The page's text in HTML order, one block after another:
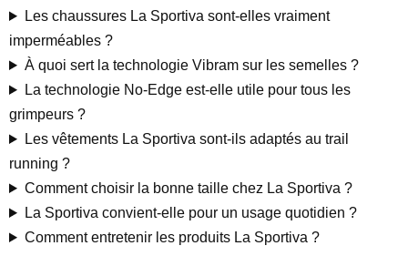
Les chaussures La Sportiva sont-elles vraiment
imperméables ?
À quoi sert la technologie Vibram sur les semelles ?
La technologie No-Edge est-elle utile pour tous les
grimpeurs ?
Les vêtements La Sportiva sont-ils adaptés au trail
running ?
Comment choisir la bonne taille chez La Sportiva ?
La Sportiva convient-elle pour un usage quotidien ?
Comment entretenir les produits La Sportiva ?